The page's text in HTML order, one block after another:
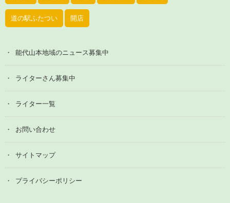
道の駅ふたつい 開店
能代山本地域のニュース募集中
ライターさん募集中
ライター一覧
お問い合わせ
サイトマップ
プライバシーポリシー